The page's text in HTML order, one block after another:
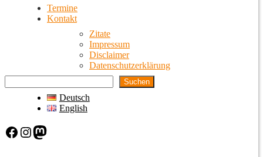
Termine
Kontakt
Zitate
Impressum
Disclaimer
Datenschutzerklärung
Suchen
Deutsch
English
Facebook Instagram Mastodon